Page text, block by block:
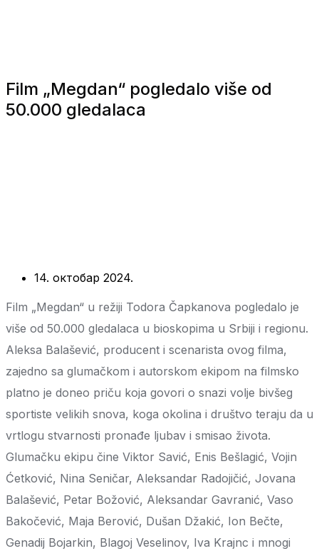
Film „Megdan“ pogledalo više od
50.000 gledalaca
14. октобар 2024.
Film „Megdan“ u režiji Todora Čapkanova pogledalo je
više od 50.000 gledalaca u bioskopima u Srbiji i regionu.
Aleksa Balašević, producent i scenarista ovog filma,
zajedno sa glumačkom i autorskom ekipom na filmsko
platno je doneo priču koja govori o snazi volje bivšeg
sportiste velikih snova, koga okolina i društvo teraju da u
vrtlogu stvarnosti pronađe ljubav i smisao života.
Glumačku ekipu čine Viktor Savić, Enis Bešlagić, Vojin
Ćetković, Nina Seničar, Aleksandar Radojičić, Jovana
Balašević, Petar Božović, Aleksandar Gavranić, Vaso
Bakočević, Maja Berović, Dušan Džakić, Ion Bečte,
Genadij Bojarkin, Blagoj Veselinov, Iva Krajnc i mnogi